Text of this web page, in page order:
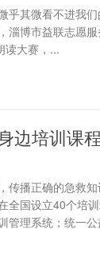
其微看不进我们
淄博市益联志愿
读大赛，...
边培训课
播正确的急救知
全国设立40个培
管理系统；统一